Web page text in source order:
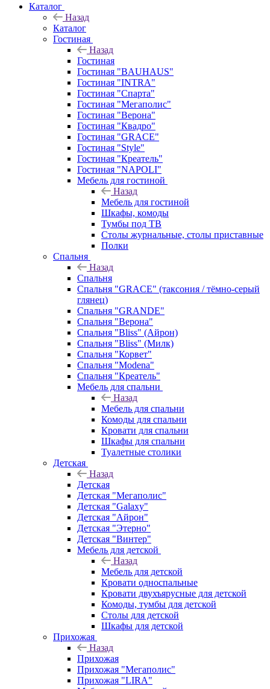
Каталог
Назад
Каталог
Гостиная
Назад
Гостиная
Гостиная "BAUHAUS"
Гостиная "INTRA"
Гостиная "Спарта"
Гостиная "Мегаполис"
Гостиная "Верона"
Гостиная "Квадро"
Гостиная "GRACE"
Гостиная "Style"
Гостиная "Креатель"
Гостиная "NAPOLI"
Мебель для гостиной
Назад
Мебель для гостиной
Шкафы, комоды
Тумбы под ТВ
Столы журнальные, столы приставные
Полки
Спальня
Назад
Спальня
Спальня "GRACE" (таксония / тёмно-серый
глянец)
Спальня "GRANDE"
Спальня "Верона"
Спальня "Bliss" (Айрон)
Спальня "Bliss" (Милк)
Спальня "Корвет"
Спальня "Modena"
Спальня "Креатель"
Мебель для спальни
Назад
Мебель для спальни
Комоды для спальни
Кровати для спальни
Шкафы для спальни
Туалетные столики
Детская
Назад
Детская
Детская "Мегаполис"
Детская "Galaxy"
Детская "Айрон"
Детская "Этерно"
Детская "Винтер"
Мебель для детской
Назад
Мебель для детской
Кровати односпальные
Кровати двухъярусные для детской
Комоды, тумбы для детской
Столы для детской
Шкафы для детской
Прихожая
Назад
Прихожая
Прихожая "Мегаполис"
Прихожая "LIRA"